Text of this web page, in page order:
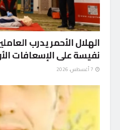
الهلال الأحمر يدرب
نفيسة على الإسعافات